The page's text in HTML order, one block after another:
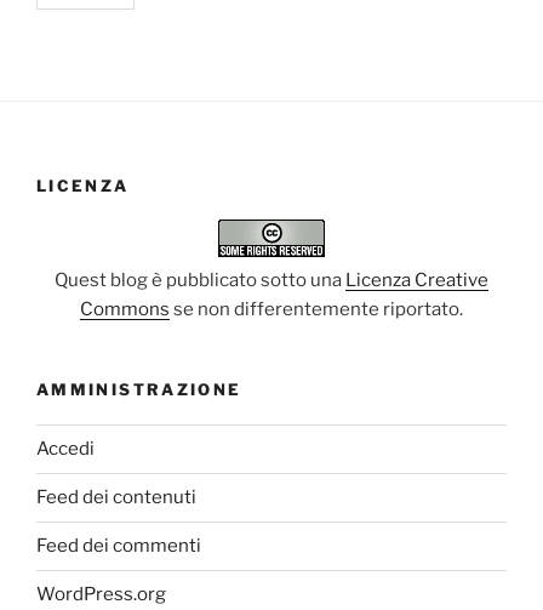
LICENZA
Quest blog è pubblicato sotto una Licenza Creative
Commons se non differentemente riportato.
AMMINISTRAZIONE
Accedi
Feed dei contenuti
Feed dei commenti
WordPress.org